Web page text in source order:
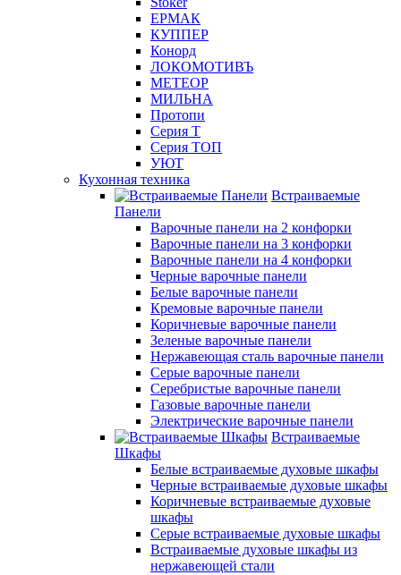
ЕРМАК
КУППЕР
Конорд
ЛОКОМОТИВЪ
МЕТЕОР
МИЛЬНА
Протопи
Серия Т
Серия ТОП
УЮТ
Кухонная техника
Встраиваемые
Панели
Варочные панели на 2 конфорки
Варочные панели на 3 конфорки
Варочные панели на 4 конфорки
Черные варочные панели
Белые варочные панели
Кремовые варочные панели
Коричневые варочные панели
Зеленые варочные панели
Нержавеющая сталь варочные панели
Серые варочные панели
Серебристые варочные панели
Газовые варочные панели
Электрические варочные панели
Встраиваемые
Шкафы
Белые встраиваемые духовые шкафы
Черные встраиваемые духовые шкафы
Коричневые встраиваемые духовые
шкафы
Серые встраиваемые духовые шкафы
Встраиваемые духовые шкафы из
нержавеющей стали